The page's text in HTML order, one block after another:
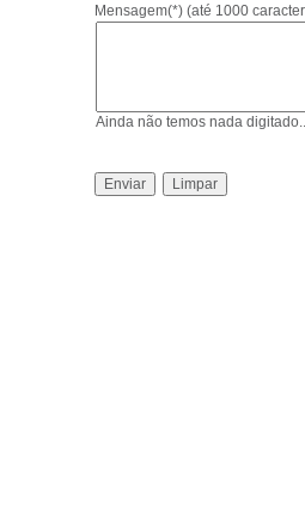
Mensagem(*) (até 1000
Ainda não temos nada